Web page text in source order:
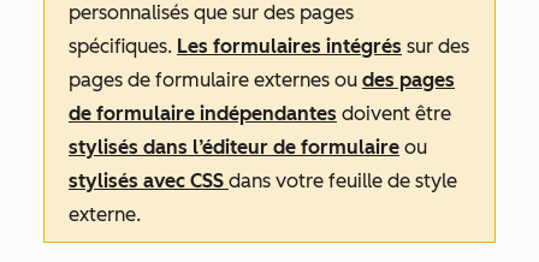
personnalisés que sur des pages
spécifiques. Les formulaires intégrés sur des
pages de formulaire externes ou des pages
de formulaire indépendantes doivent être
stylisés dans l’éditeur de formulaire ou
stylisés avec CSS dans votre feuille de style
externe.